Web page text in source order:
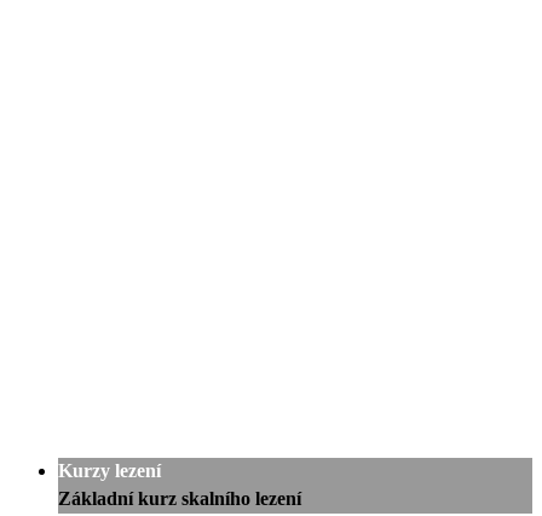
Kurzy lezení
Základní kurz skalního lezení